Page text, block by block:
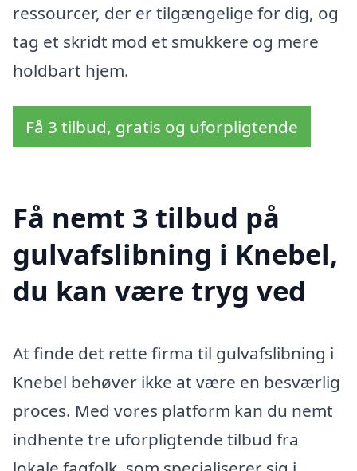
ressourcer, der er tilgængelige for dig, og
tag et skridt mod et smukkere og mere
holdbart hjem.
Få 3 tilbud, gratis og uforpligtende
Få nemt 3 tilbud på
gulvafslibning i Knebel,
du kan være tryg ved
At finde det rette firma til gulvafslibning i
Knebel behøver ikke at være en besværlig
proces. Med vores platform kan du nemt
indhente tre uforpligtende tilbud fra